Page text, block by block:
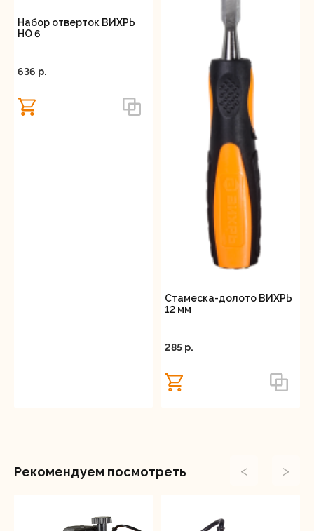
Набор отверток ВИХРЬ
НО 6
636 p.
Стамеска-долото ВИХРЬ
12 мм
285 p.
Рекомендуем посмотреть < >